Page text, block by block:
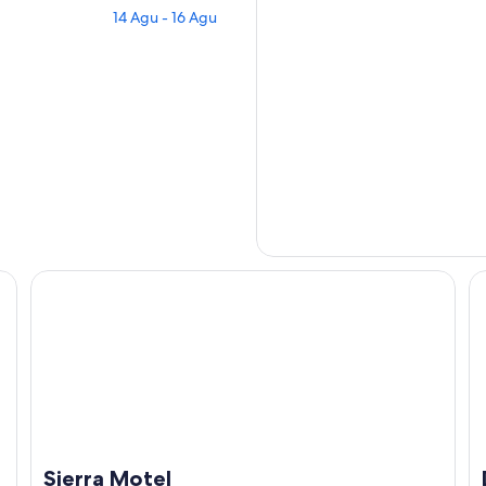
14 Agu - 16 Agu
Sierra Motel
Sierra Motel